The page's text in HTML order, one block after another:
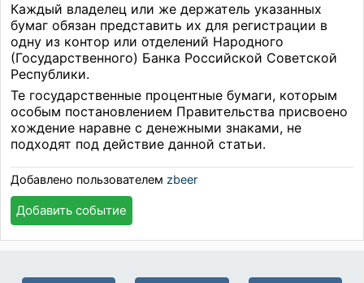
Каждый владелец или же держатель указанных
бумаг обязан представить их для регистрации в
одну из контор или отделений Народного
(Государственного) Банка Российской Советской
Республики.
Те государственные процентные бумаги, которым
особым постановлением Правительства присвоено
хождение наравне с денежными знаками, не
подходят под действие данной статьи.
Добавлено пользователем zbeer
Добавить событие